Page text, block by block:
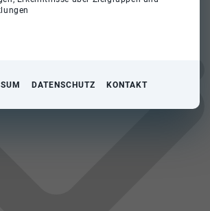
DATENSCHUTZ KONTAKT